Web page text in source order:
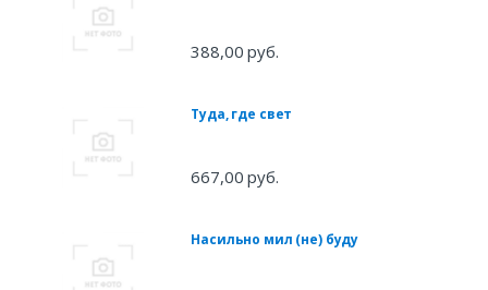
388,00 руб.
Туда, где свет
667,00 руб.
Насильно мил (не) буду